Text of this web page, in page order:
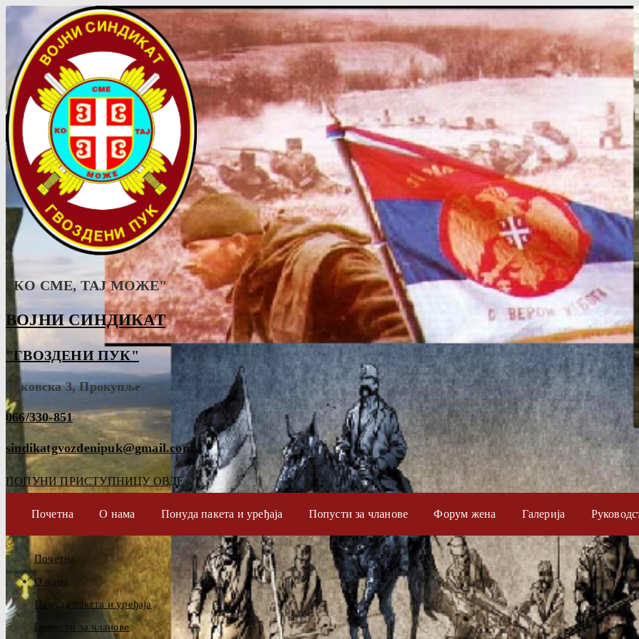
"КО СМЕ, ТАJ МОЖЕ"
ВОЈНИ СИНДИКАТ
"ГВОЗДЕНИ ПУК"
Таковска 3, Прокупље
066/330-851
sindikatgvozdenipuk@gmail.com
ПОПУНИ ПРИСТУПНИЦУ ОВДЕ
Почетна О нама Понуда пакета и уређаја Попусти за чланове Форум жена Галерија
Почетна
О нама
Понуда пакета и уређаја
Попусти за чланове